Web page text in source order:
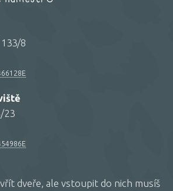
8
23
dveře, ale vstoupit do nich musíš